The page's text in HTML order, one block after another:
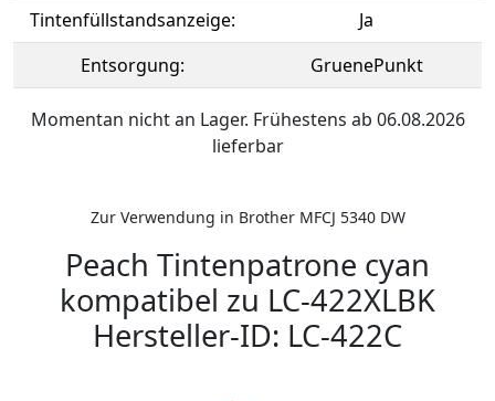
Tintenfüllstandsanzeige:
Ja
Entsorgung:
GruenePunkt
Momentan nicht an Lager. Frühestens ab 06.08.2026
lieferbar
Zur Verwendung in Brother MFCJ 5340 DW
Peach Tintenpatrone cyan
kompatibel zu LC-422XLBK
Hersteller-ID: LC-422C